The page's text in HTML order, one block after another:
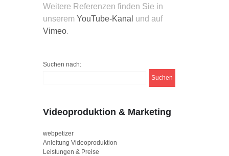
Weitere Referenzen finden Sie in
unserem YouTube-Kanal und auf
Vimeo.
Suchen nach:
Videoproduktion & Marketing
webpetizer
Anleitung Videoproduktion
Leistungen & Preise